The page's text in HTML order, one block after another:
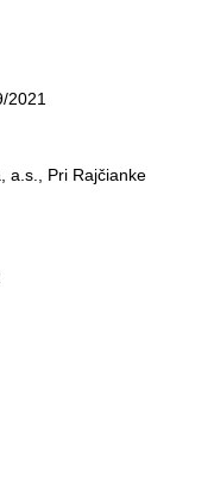
2021
a.s., Pri Rajčianke